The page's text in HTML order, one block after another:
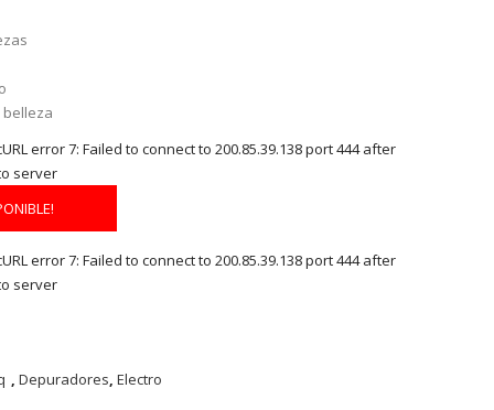
belleza
error 7: Failed to connect to 200.85.39.138 port 444 after
server
error 7: Failed to connect to 200.85.39.138 port 444 after
server
, Depuradores, Electro